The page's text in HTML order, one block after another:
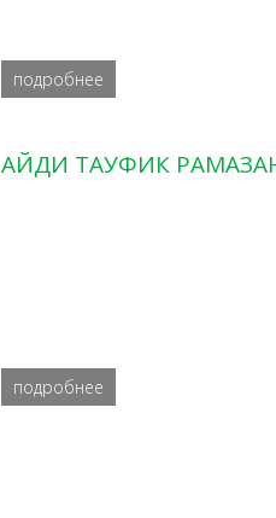
подробнее
АЙДИ ТАУФИК
подробнее